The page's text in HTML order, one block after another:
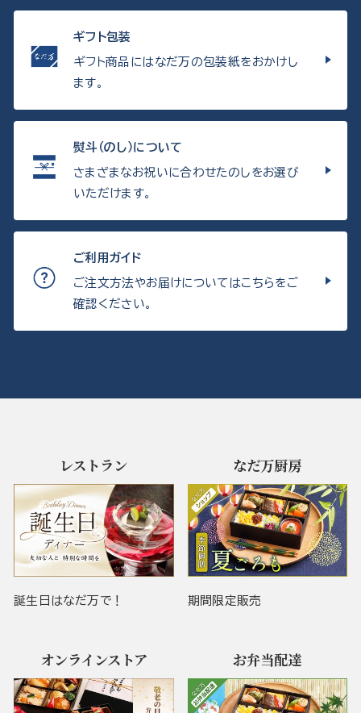
ギフト包装
ギフト商品にはなだ万の包装紙をおかけし
ます。
熨斗（のし）について
さまざまなお祝いに合わせたのしをお選び
いただけます。
ご利用ガイド
ご注文方法やお届けについてはこちらをご
確認ください。
レストラン
誕生日はなだ万で！
なだ万厨房
期間限定販売
オンラインストア お弁当配達